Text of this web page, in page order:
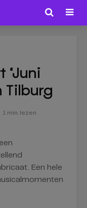
‘Juni
Tilburg
1 min. lezen
Een hele